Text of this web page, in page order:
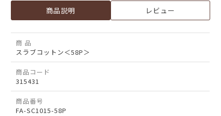
商品説明 レビュー
商 品
スラブコットン＜58P＞
商品コード
315431
商品番号
FA-SC1015-58P